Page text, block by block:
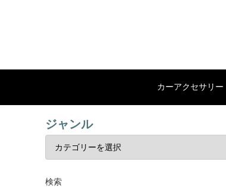
カーアクセサリー
ジャンル
検索